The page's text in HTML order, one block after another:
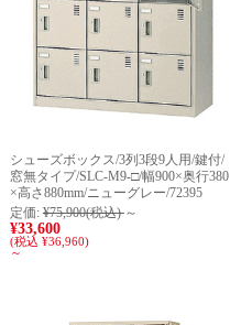
シューズボックス/3列3段9人用/鍵付/
窓無タイプ/SLC-M9-□/幅900×奥行380
×高さ880mm/ニューグレー/72395
定価: ¥75,900(税込) ～
¥33,600
(税込 ¥36,960)
～